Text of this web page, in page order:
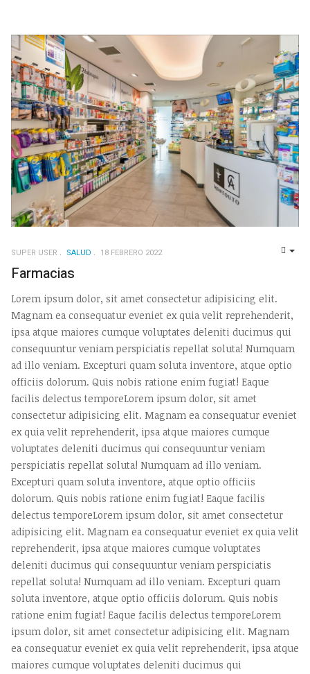
SUPER USER SALUD 18 FEBRERO 2022
Farmacias
Lorem ipsum dolor, sit amet consectetur adipisicing elit.
Magnam ea consequatur eveniet ex quia velit reprehenderit,
ipsa atque maiores cumque voluptates deleniti ducimus qui
consequuntur veniam perspiciatis repellat soluta! Numquam
ad illo veniam. Excepturi quam soluta inventore, atque optio
officiis dolorum. Quis nobis ratione enim fugiat! Eaque
facilis delectus temporeLorem ipsum dolor, sit amet
consectetur adipisicing elit. Magnam ea consequatur eveniet
ex quia velit reprehenderit, ipsa atque maiores cumque
voluptates deleniti ducimus qui consequuntur veniam
perspiciatis repellat soluta! Numquam ad illo veniam.
Excepturi quam soluta inventore, atque optio officiis
dolorum. Quis nobis ratione enim fugiat! Eaque facilis
delectus temporeLorem ipsum dolor, sit amet consectetur
adipisicing elit. Magnam ea consequatur eveniet ex quia velit
reprehenderit, ipsa atque maiores cumque voluptates
deleniti ducimus qui consequuntur veniam perspiciatis
repellat soluta! Numquam ad illo veniam. Excepturi quam
soluta inventore, atque optio officiis dolorum. Quis nobis
ratione enim fugiat! Eaque facilis delectus temporeLorem
ipsum dolor, sit amet consectetur adipisicing elit. Magnam
ea consequatur eveniet ex quia velit reprehenderit, ipsa atque
maiores cumque voluptates deleniti ducimus qui